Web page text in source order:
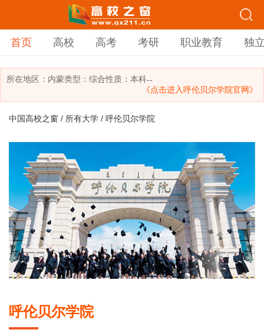
首页 高校 高考 考研 职业教育 独
所在地区： 内蒙类型： 综合性质：本科--
《点击进入呼伦贝尔学院官网》
中国高校之窗 / 所有大学 / 呼伦贝尔学院
呼伦贝尔学院